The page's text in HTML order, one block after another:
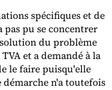
spécifiques et de
pu se concentrer
du problème
et a demandé à la
le faire puisqu'elle
n'a toutefois